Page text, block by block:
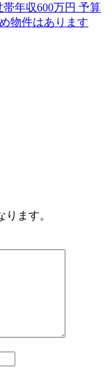
年収600万円 予算
物件はあります
ます。